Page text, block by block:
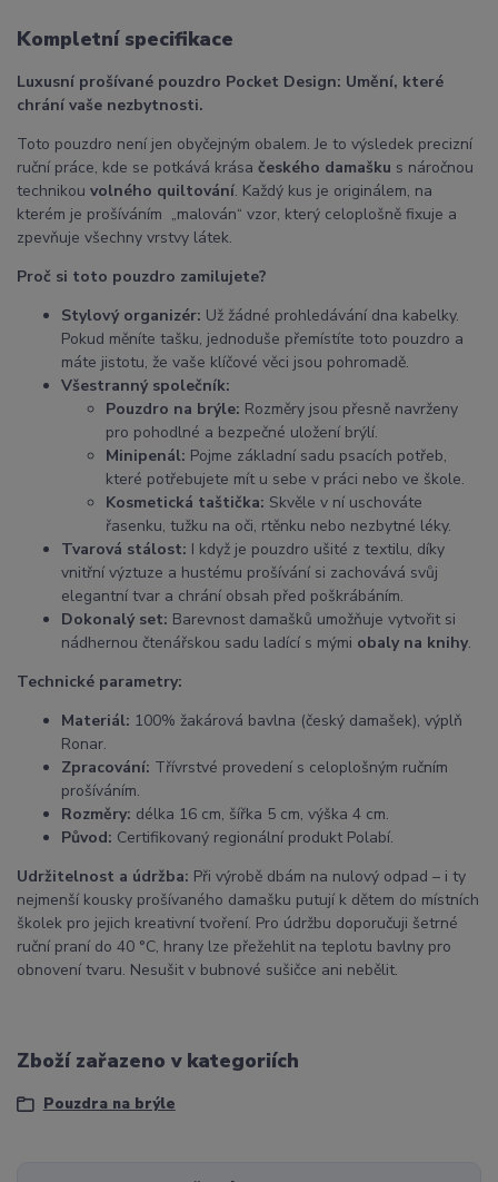
Kompletní specifikace
Luxusní prošívané pouzdro Pocket Design: Umění, které
chrání vaše nezbytnosti.
Toto pouzdro není jen obyčejným obalem. Je to výsledek precizní
ruční práce, kde se potkává krása českého damašku s náročnou
technikou volného quiltování. Každý kus je originálem, na
kterém je prošíváním „malován“ vzor, který celoplošně fixuje a
zpevňuje všechny vrstvy látek.
Proč si toto pouzdro zamilujete?
Stylový organizér: Už žádné prohledávání dna kabelky.
Pokud měníte tašku, jednoduše přemístíte toto pouzdro a
máte jistotu, že vaše klíčové věci jsou pohromadě.
Všestranný společník:
Pouzdro na brýle: Rozměry jsou přesně navrženy
pro pohodlné a bezpečné uložení brýlí.
Minipenál: Pojme základní sadu psacích potřeb,
které potřebujete mít u sebe v práci nebo ve škole.
Kosmetická taštička: Skvěle v ní uschováte
řasenku, tužku na oči, rtěnku nebo nezbytné léky.
Tvarová stálost: I když je pouzdro ušité z textilu, díky
vnitřní výztuze a hustému prošívání si zachovává svůj
elegantní tvar a chrání obsah před poškrábáním.
Dokonalý set: Barevnost damašků umožňuje vytvořit si
nádhernou čtenářskou sadu ladící s mými obaly na knihy.
Technické parametry:
Materiál: 100% žakárová bavlna (český damašek), výplň
Ronar.
Zpracování: Třívrstvé provedení s celoplošným ručním
prošíváním.
Rozměry: délka 16 cm, šířka 5 cm, výška 4 cm.
Původ: Certifikovaný regionální produkt Polabí.
Udržitelnost a údržba: Při výrobě dbám na nulový odpad – i ty
nejmenší kousky prošívaného damašku putují k dětem do místních
školek pro jejich kreativní tvoření. Pro údržbu doporučuji šetrné
ruční praní do 40 °C, hrany lze přežehlit na teplotu bavlny pro
obnovení tvaru. Nesušit v bubnové sušičce ani nebělit.
Zboží zařazeno v kategoriích
Pouzdra na brýle